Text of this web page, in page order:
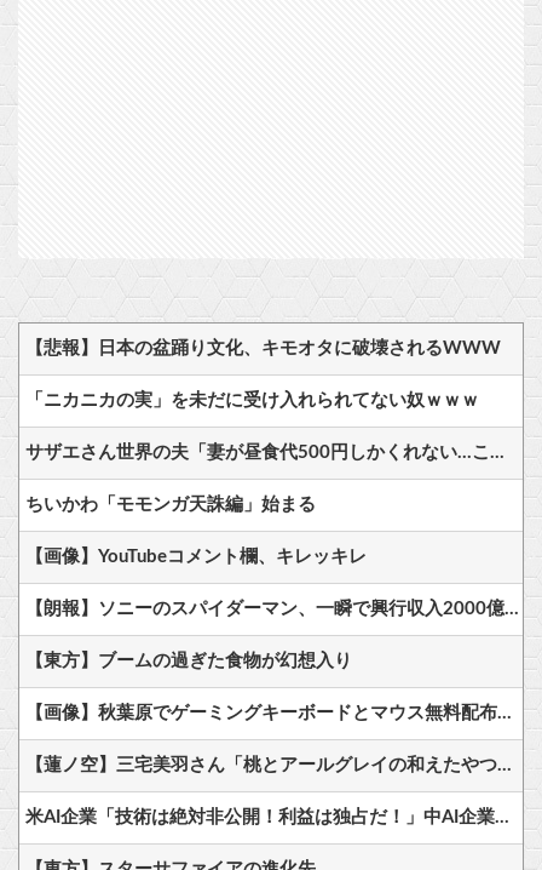
【悲報】日本の盆踊り文化、キモオタに破壊されるWWW
「ニカニカの実」を未だに受け入れられてない奴ｗｗｗ
サザエさん世界の夫「妻が昼食代500円しかくれない…この弁当屋、500円で売っている！その上店員さんも美人だ！毎日行こう！」
ちいかわ「モモンガ天誅編」始まる
【画像】YouTubeコメント欄、キレッキレ
【朗報】ソニーのスパイダーマン、一瞬で興行収入2000億円突破…アニメ漫画が世界一人気とはなんだったのか
【東方】ブームの過ぎた食物が幻想入り
【画像】秋葉原でゲーミングキーボードとマウス無料配布するよ→結果
【蓮ノ空】三宅美羽さん「桃とアールグレイの和えたやつ食べたい」【ラブライブ！】
米AI企業「技術は絶対非公開！利益は独占だ！」中AI企業「人類に公開します、独り占めなんて罰が当たる」←これｗｗ